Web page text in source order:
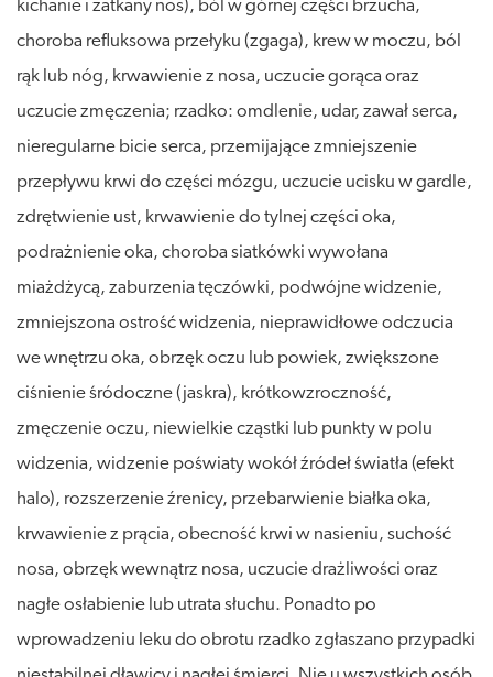
kichanie i zatkany nos), ból w górnej części brzucha,
choroba refluksowa przełyku (zgaga), krew w moczu, ból
rąk lub nóg, krwawienie z nosa, uczucie gorąca oraz
uczucie zmęczenia; rzadko: omdlenie, udar, zawał serca,
nieregularne bicie serca, przemijające zmniejszenie
przepływu krwi do części mózgu, uczucie ucisku w gardle,
zdrętwienie ust, krwawienie do tylnej części oka,
podrażnienie oka, choroba siatkówki wywołana
miażdżycą, zaburzenia tęczówki, podwójne widzenie,
zmniejszona ostrość widzenia, nieprawidłowe odczucia
we wnętrzu oka, obrzęk oczu lub powiek, zwiększone
ciśnienie śródoczne (jaskra), krótkowzroczność,
zmęczenie oczu, niewielkie cząstki lub punkty w polu
widzenia, widzenie poświaty wokół źródeł światła (efekt
halo), rozszerzenie źrenicy, przebarwienie białka oka,
krwawienie z prącia, obecność krwi w nasieniu, suchość
nosa, obrzęk wewnątrz nosa, uczucie drażliwości oraz
nagłe osłabienie lub utrata słuchu. Ponadto po
wprowadzeniu leku do obrotu rzadko zgłaszano przypadki